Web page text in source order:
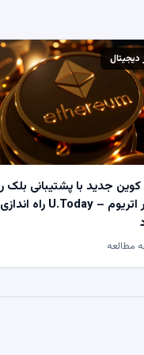
دیجیتال
جدید با پشتیبانی بلک
و ویزا در اتریوم – U.Today راه اندازی